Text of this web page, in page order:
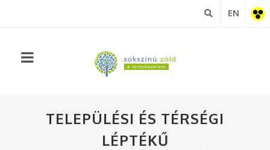
EN
TELEPÜLÉSI ÉS TÉRSÉGI
LÉPTÉKŰ